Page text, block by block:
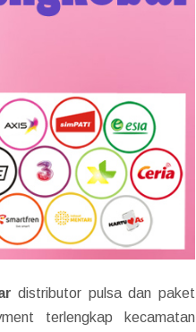
distributor pulsa dan paket
terlengkap kecamatan